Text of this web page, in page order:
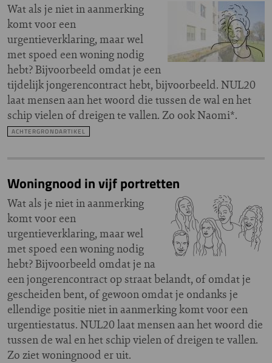
Wat als je niet in aanmerking
komt voor een
urgentieverklaring, maar wel
met spoed een woning nodig
hebt? Bijvoorbeeld omdat je een
tijdelijk jongerencontract hebt, bijvoorbeeld. NUL20
laat mensen aan het woord die tussen de wal en het
schip vielen of dreigen te vallen. Zo ook Naomi*.
ACHTERGRONDARTIKEL
Woningnood in vijf portretten
Wat als je niet in aanmerking
komt voor een
urgentieverklaring, maar wel
met spoed een woning nodig
hebt? Bijvoorbeeld omdat je na
een jongerencontract op straat belandt, of omdat je
gescheiden bent, of gewoon omdat je ondanks je
ellendige positie niet in aanmerking komt voor een
urgentiestatus. NUL20 laat mensen aan het woord die
tussen de wal en het schip vielen of dreigen te vallen.
Zo ziet woningnood er uit.